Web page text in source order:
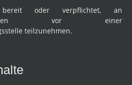
oder verpflichtet, an
vor einer
teilzunehmen.